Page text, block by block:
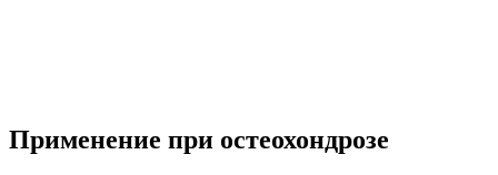
Применение при остеохондрозе